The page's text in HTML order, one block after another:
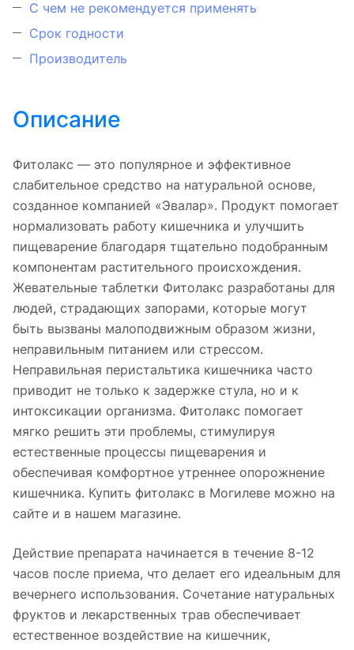
С чем не рекомендуется применять
Срок годности
Производитель
Описание
Фитолакс — это популярное и эффективное
слабительное средство на натуральной основе,
созданное компанией «Эвалар». Продукт помогает
нормализовать работу кишечника и улучшить
пищеварение благодаря тщательно подобранным
компонентам растительного происхождения.
Жевательные таблетки Фитолакс разработаны для
людей, страдающих запорами, которые могут
быть вызваны малоподвижным образом жизни,
неправильным питанием или стрессом.
Неправильная перистальтика кишечника часто
приводит не только к задержке стула, но и к
интоксикации организма. Фитолакс помогает
мягко решить эти проблемы, стимулируя
естественные процессы пищеварения и
обеспечивая комфортное утреннее опорожнение
кишечника. Купить фитолакс в Могилеве можно на
сайте и в нашем магазине.
Действие препарата начинается в течение 8-12
часов после приема, что делает его идеальным для
вечернего использования. Сочетание натуральных
фруктов и лекарственных трав обеспечивает
естественное воздействие на кишечник,